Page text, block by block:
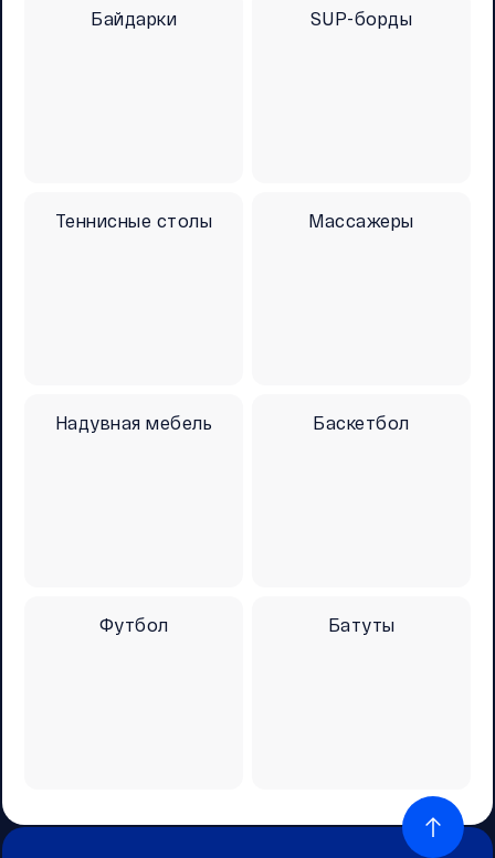
Байдарки SUP-борды
Теннисные столы Массажеры
Надувная мебель Баскетбол
Футбол Батуты